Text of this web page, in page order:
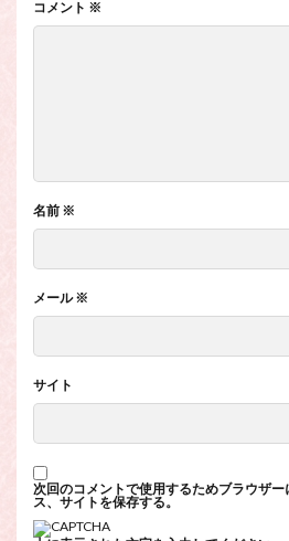
コメント ※
名前 ※
メール※
サイト
次回のコメントで使用するためブラウザ
ス、サイトを保存する。